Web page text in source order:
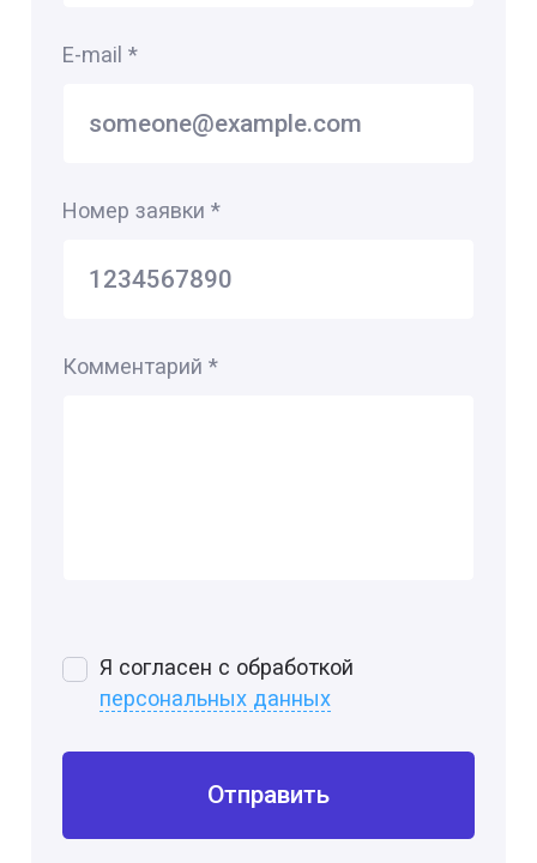
E-mail *
Номер заявки *
Комментарий *
Я согласен с обработкой
персональных данных
Отправить